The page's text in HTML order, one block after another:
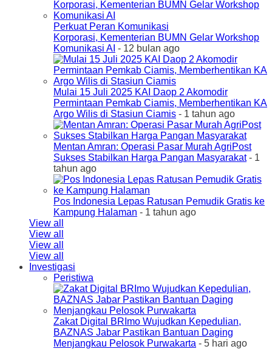
Perkuat Peran Komunikasi
Korporasi, Kementerian BUMN Gelar Workshop
Komunikasi AI - 12 bulan ago
Mulai 15 Juli 2025 KAI Daop 2 Akomodir
Permintaan Pemkab Ciamis, Memberhentikan KA
Argo Wilis di Stasiun Ciamis - 1 tahun ago
Mentan Amran: Operasi Pasar Murah AgriPost
Sukses Stabilkan Harga Pangan Masyarakat- 1
tahun ago
Pos Indonesia Lepas Ratusan Pemudik Gratis ke
Kampung Halaman - 1 tahun ago
View all
View all
View all
View all
Investigasi
Peristiwa
Zakat Digital BRImo Wujudkan Kepedulian,
BAZNAS Jabar Pastikan Bantuan Daging
Menjangkau Pelosok Purwakarta - 5 hari ago